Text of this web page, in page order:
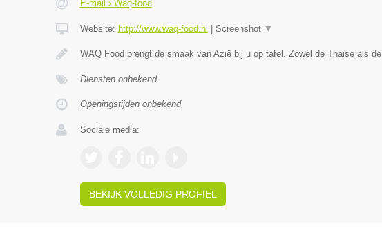
E-mail › Waq-food
Website: http://www.waq-food.nl Screenshot ▼
WAQ Food brengt de smaak van Azië bij u op tafel. Zowel de Thaise als de
Diensten onbekend
Openingstijden onbekend
Sociale media:
BEKIJK VOLLEDIG PROFIEL